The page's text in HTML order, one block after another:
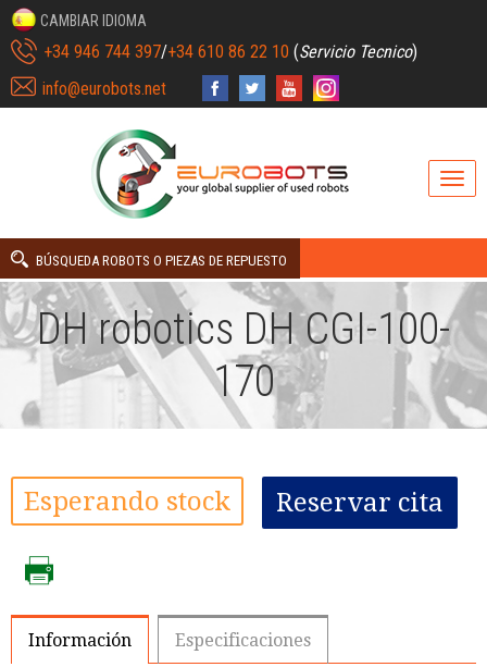
CAMBIAR IDIOMA
+34 946 744 397/+34 610 86 22 10 (Servicio Tecnico)
info@eurobots.net
BÚSQUEDA ROBOTS O PIEZAS DE REPUESTO
DH robotics DH CGI-100-
170
Esperando stock Reservar cita
Información Especificaciones